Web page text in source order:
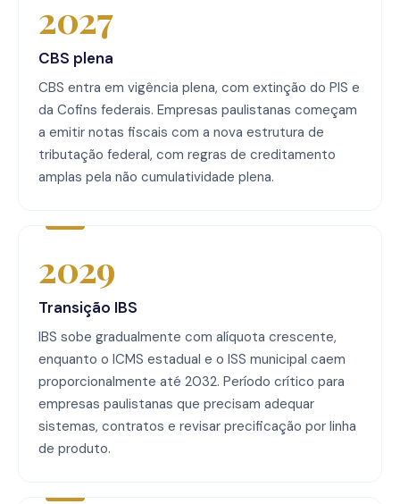
2027
CBS plena
CBS entra em vigência plena, com extinção do PIS e
da Cofins federais. Empresas paulistanas começam
a emitir notas fiscais com a nova estrutura de
tributação federal, com regras de creditamento
amplas pela não cumulatividade plena.
2029
Transição IBS
IBS sobe gradualmente com alíquota crescente,
enquanto o ICMS estadual e o ISS municipal caem
proporcionalmente até 2032. Período crítico para
empresas paulistanas que precisam adequar
sistemas, contratos e revisar precificação por linha
de produto.